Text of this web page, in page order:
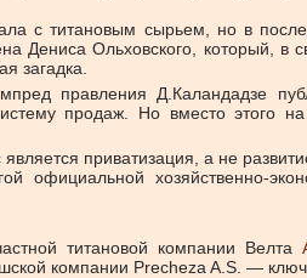
с титановым сырьем, но в
Дениса Ольховского, который, в
загадка.
правления Д.Каландадзе
продаж. Но вместо этого
приватизация, а не
хозяйственно-
титановой компании Велта
компании Precheza A.S. —